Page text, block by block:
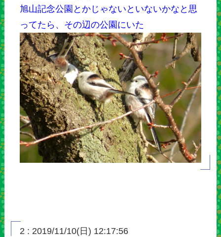
旭山記念公園とかじゃないといないかなと思
ってたら、その辺の公園にいた
2 : 2019/11/10(日) 12:17:56